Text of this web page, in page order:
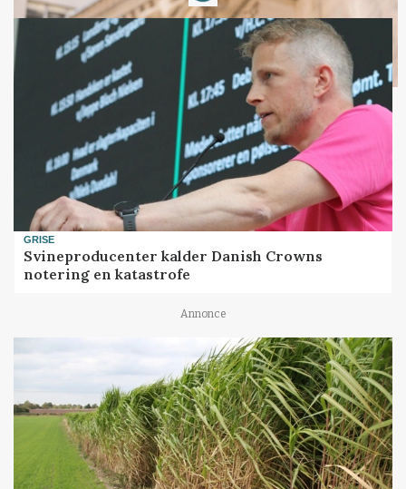
GRISE
Svineproducenter kalder Danish Crowns
notering en katastrofe
Annonce